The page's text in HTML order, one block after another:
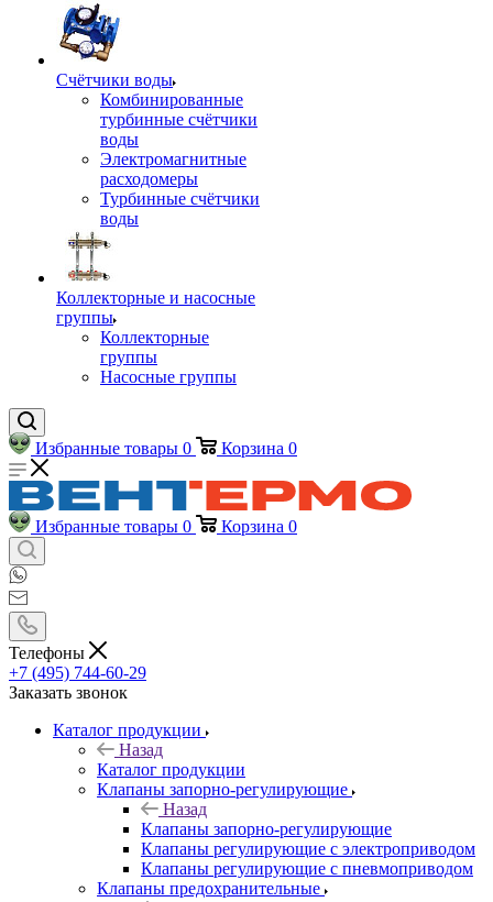
Счётчики воды
Комбинированные
турбинные счётчики
воды
Электромагнитные
расходомеры
Турбинные счётчики
воды
Коллекторные и насосные
группы
Коллекторные
группы
Насосные группы
Избранные товары 0 Корзина 0
Избранные товары 0 Корзина 0
Телефоны
+7 (495) 744-60-29
Заказать звонок
Каталог продукции
Назад
Каталог продукции
Клапаны запорно-регулирующие
Назад
Клапаны запорно-регулирующие
Клапаны регулирующие с электроприводом
Клапаны регулирующие с пневмоприводом
Клапаны предохранительные